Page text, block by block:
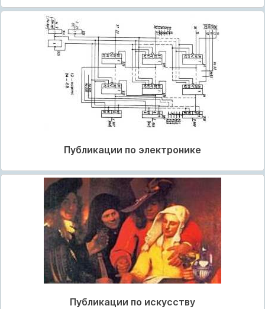
Публикации по электронике
Публикации по искусству